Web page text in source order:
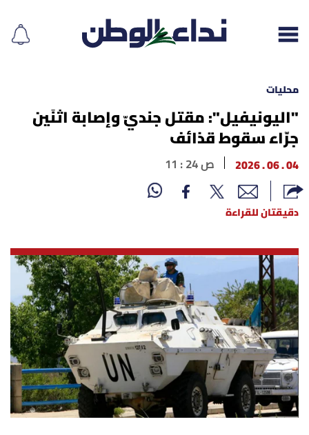
إقرأ الجريدة
لبنان
الغلاف
نداء اليوم
محليات
أسرار
متفرقات
نداء القرّاء
محليات
"اليونيفيل": مقتل جنديّ وإصابة اثنَين
جرّاء سقوط قذائف
04 . 06 . 2026 11 : 24 ص
دقيقتان للقراءة